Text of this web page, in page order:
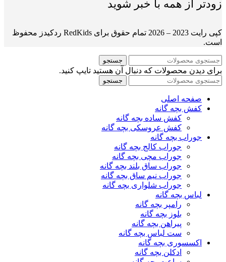
زودتر از همه با خبر شوید
کپی رایت 2023 – 2026 تمام حقوق برای RedKids ردکیدز محفوظ
است.
جستجو
برای دیدن محصولات که دنبال آن هستید تایپ کنید.
جستجو
صفحه اصلی
کفش بچه گانه
کفش ساده بچه گانه
کفش عروسکی بچه گانه
جوراب بچه گانه
جوراب کالج بچه گانه
جوراب مچی بچه گانه
جوراب ساق بلند بچه گانه
جوراب نیم ساق بچه گانه
جوراب شلواری بچه گانه
لباس بچه گانه
رامپر بچه گانه
بلوز بچه گانه
پیراهن بچه گانه
ست لباس بچه گانه
اکسسوری بچه گانه
ادکلن بچه گانه